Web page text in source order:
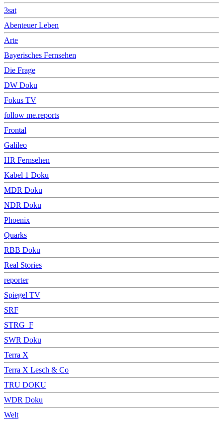
3sat
Abenteuer Leben
Arte
Bayerisches Fernsehen
Die Frage
DW Doku
Fokus TV
follow me.reports
Frontal
Galileo
HR Fernsehen
Kabel 1 Doku
MDR Doku
NDR Doku
Phoenix
Quarks
RBB Doku
Real Stories
reporter
Spiegel TV
SRF
STRG_F
SWR Doku
Terra X
Terra X Lesch & Co
TRU DOKU
WDR Doku
Welt